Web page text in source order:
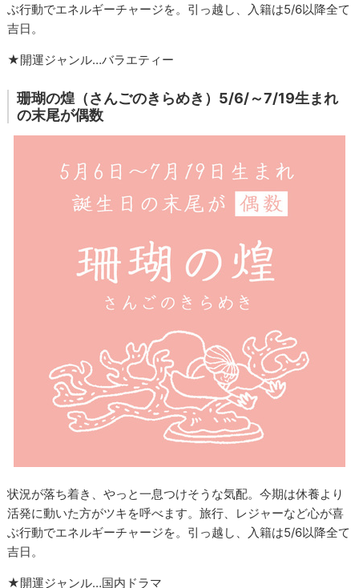
ぶ行動でエネルギーチャージを。引っ越し、入籍は5/6以降全て
吉日。
★開運ジャンル…バラエティー
珊瑚の煌（さんごのきらめき）5/6/～7/19生まれ
の末尾が偶数
状況が落ち着き、やっと一息つけそうな気配。今期は休養より
活発に動いた方がツキを呼べます。旅行、レジャーなど心が喜
ぶ行動でエネルギーチャージを。引っ越し、入籍は5/6以降全て
吉日。
★開運ジャンル…国内ドラマ